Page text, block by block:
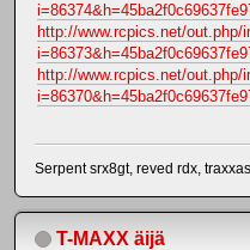
http://www.rcpics.net/out.php/
http://www.rcpics.net/out.php/
Serpent srx8gt, reved rdx,
T-MAXX äijä